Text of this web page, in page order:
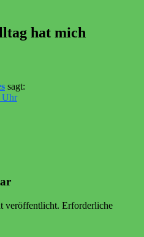
hat mich
sagt:
Uhr
veröffentlicht. Erforderliche